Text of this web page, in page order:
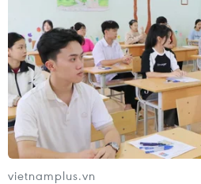
vietnamplus.vn